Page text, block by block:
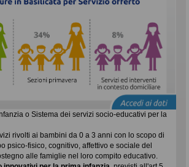
o Sistema dei servizi socio-educativi per la
rivolti ai bambini da 0 a 3 anni con lo scopo di
psico-fisico, cognitivo, affettivo e sociale del
alle famiglie nel loro compito educativo.